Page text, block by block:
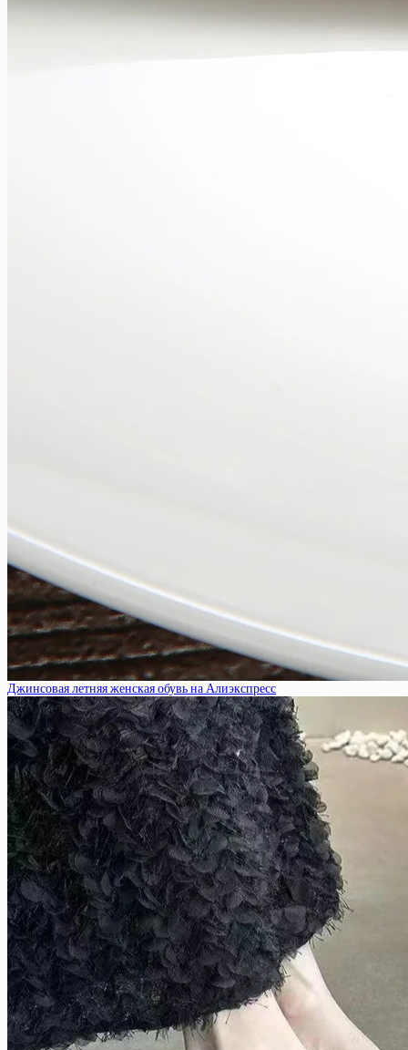
Джинсовая летняя женская обувь на Алиэкспресс